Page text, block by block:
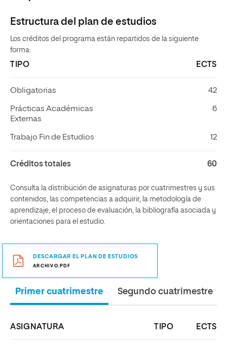
Estructura del plan de estudios
Los créditos del programa están repartidos de la siguiente
forma:
TIPO ECTS
Obligatorias 42
Prácticas Académicas
Externas
6
Trabajo Fin de Estudios 12
Créditos totales 60
Consulta la distribución de asignaturas por cuatrimestres y sus
contenidos, las competencias a adquirir, la metodología de
aprendizaje, el proceso de evaluación, la bibliografía asociada y
orientaciones para el estudio.
DESCARGAR EL PLAN DE ESTUDIOS
ARCHIVO.PDF
Primer cuatrimestre Segundo cuatrimestre
ASIGNATURA TIPO ECTS